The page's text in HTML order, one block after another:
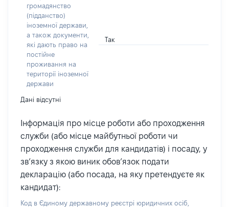
громадянство
(підданство)
іноземної держави,
а також документи,
які дають право на
постійне
проживання на
території іноземної
держави
Так
Дані відсутні
Інформація про місце роботи або проходження
служби (або місце майбутньої роботи чи
проходження служби для кандидатів) і посаду, у
зв’язку з якою виник обов’язок подати
декларацію (або посада, на яку претендуєте як
кандидат):
Код в Єдиному державному реєстрі юридичних осіб,